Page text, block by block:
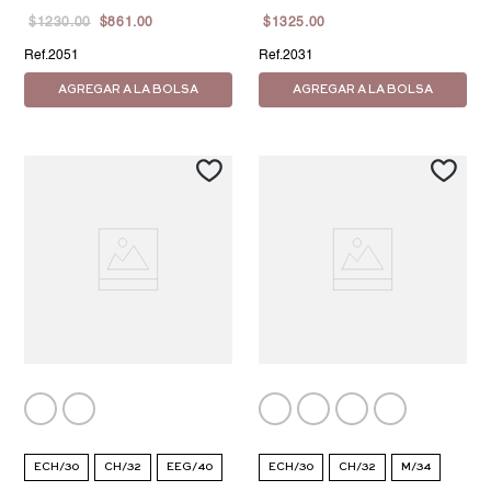
$1230.00 $861 .00
2051
AGREGAR A LA BOLSA
$1325.00
2031
AGREGAR A LA BOLSA
ECH/30 CH/32 EEG/40 ECH/30 CH/32 M/34